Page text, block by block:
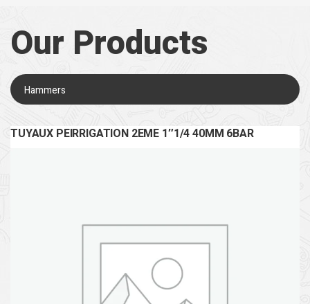
Our Products
Hammers
TUYAUX PEIRRIGATION 2EME 1″1/4 40MM 6BAR